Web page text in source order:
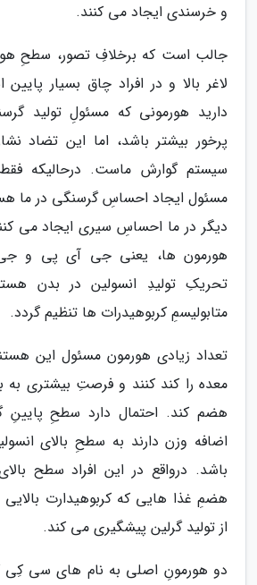
و خرسندی ایجاد می کنند.
جالب است که برخلافِ تصور، سطحِ
لاغر بالا و در افراد چاق بسیار پایین
دارید هورمونی که مسئولِ تولید
پرخور بیشتر باشد، اما این تضاد
مسئول ایجاد احساسِ گرسنگی در ما
دیگر در ما احساسِ سیری ایجاد می
تحریکِ تولیدِ انسولین در بدن
متابولیسمِ کربوهیدرات ها تنظیم گردد.
تعداد زیادی هورمون مسئول این
معده را کند کنند و فرصتِ بیشتری به
هضم کند. احتمال دارد سطحِ پایینِ
اضافه وزن دارند به سطحِ بالای
باشد. درواقع در این افراد سطح
هضمِ غذا هایی که کربوهیدارت
از تولید گرلین پیشگیری می کند.
دو هورمونِ اصلی به نام های سی